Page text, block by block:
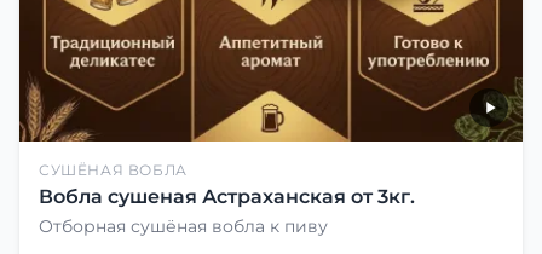
СУШЁНАЯ ВОБЛА
Вобла сушеная Астраханская от 3кг.
Отборная сушёная вобла к пиву